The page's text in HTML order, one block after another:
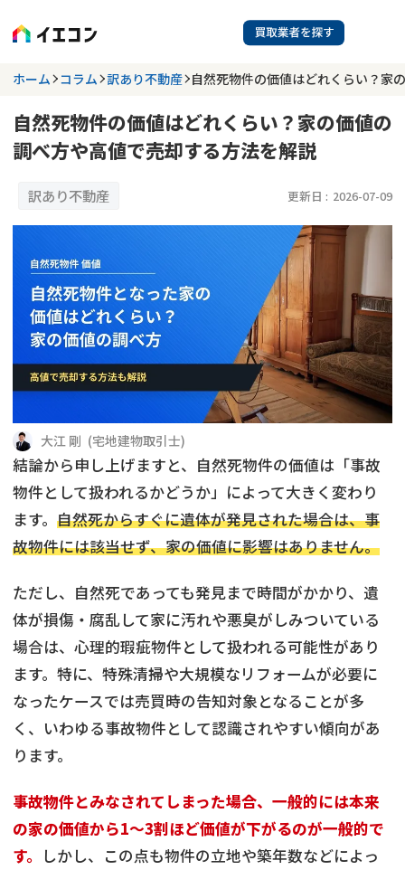
訳あり物件に強い業者を探す
都道府県を選択 相談内容を選択
更新日 : 2026年07月31日
相談内容で探す
空き家 事故物件
再建築不可 底地
借地
ゴミ屋敷 任意売却
リースバック
不動産コラム
不動産売却 再建築不可物件
共有持分
訳あり不動産 不動産投資
土地売却 不動産相続
借地 不動産リースバック
任意売却 空き家
アンケート調査
業者を探す
ホーム コラム 訳あり不動産 自然死物件の価値はどれくらい？家
自然死物件の価値はどれくらい？家の価値の
調べ方や高値で売却する方法を解説
訳あり不動産 更新日 : 2026-07-09
大江 剛 (宅地建物取引士)
結論から申し上げますと、自然死物件の価値は「事故
物件として扱われるかどうか」によって大きく変わり
ます。 自然死からすぐに遺体が発見された場合は、事
故物件には該当せず、家の価値に影響はありません。
ただし、自然死であっても発見まで時間がかかり、遺
体が損傷・腐乱して家に汚れや悪臭がしみついている
場合は、心理的瑕疵物件として扱われる可能性があり
ます。特に、特殊清掃や大規模なリフォームが必要に
なったケースでは売買時の告知対象となることが多
く、いわゆる事故物件として認識されやすい傾向があ
ります。
事故物件とみなされてしまった場合、一般的には本来
の家の価値から1〜3割ほど価値が下がるのが一般的で
す。 しかし、この点も物件の立地や築年数などによっ